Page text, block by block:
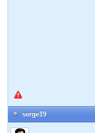
serge19